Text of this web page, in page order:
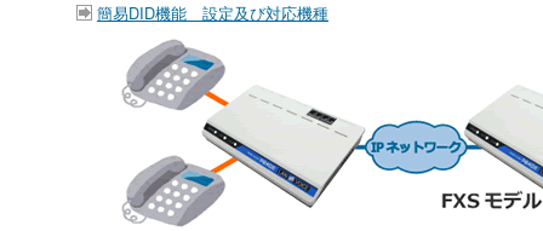
簡易DID機能 設定及び対応機種